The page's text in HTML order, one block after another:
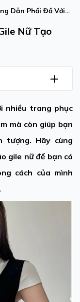
Dẫn Phối Đồ Với
Sành Điệu
Nữ Tạo
nhiều trang phục
mà còn giúp bạn
Hãy cùng
gile nữđể bạn có
cách của mình